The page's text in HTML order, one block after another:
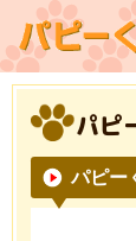
パピ
パピー